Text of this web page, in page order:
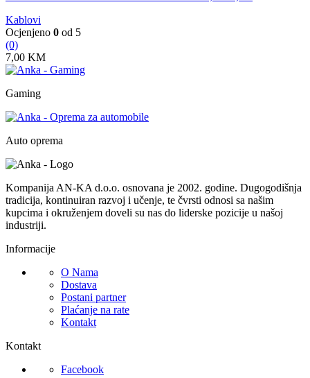
Kablovi
Ocjenjeno 0 od 5
(0)
7,00 KM
Gaming
Auto oprema
Kompanija AN-KA d.o.o. osnovana je 2002. godine. Dugogodišnja
tradicija, kontinuiran razvoj i učenje, te čvrsti odnosi sa našim
kupcima i okruženjem doveli su nas do liderske pozicije u našoj
industriji.
Informacije
O Nama
Dostava
Postani partner
Plaćanje na rate
Kontakt
Kontakt
Facebook